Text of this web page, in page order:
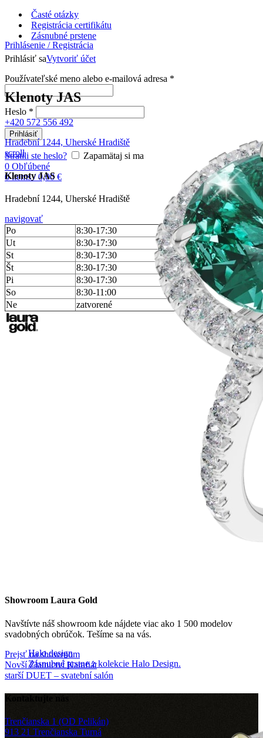
Časté otázky
Registrácia certifikátu
Prihlásenie / Registrácia
Prihlásiť saVytvoriť účet
Používateľské meno alebo e-mailová adresa *
Heslo *
Prihlásiť
Stratili ste heslo?
Zapamätaj si ma
0 Obľúbené
0items / 0,00€
Zásnubné prstene
Halo design
Zásnubné prstne z kolekcie Halo Design.
Klenoty JAS
+420 572 556 492
Hradební 1244, Uherské Hradiště
scroll
Klenoty JAS
Hradební 1244, Uherské Hradiště
navigovať
Po
8:30-17:30
Ut
8:30-17:30
St
8:30-17:30
Št
8:30-17:30
Pi
8:30-17:30
So
8:30-11:00
Ne
zatvorené
Showroom Laura Gold
Navštívte náš showroom kde nájdete viac ako 1 500 modelov
svadobných obrúčok. Tešíme sa na vás.
Prejsť na showroom
Novší Zlatnictví Karafiát
starší DUET – svatební salón
Kontaktujte nás
Trenčianska 1 (OD Pelikán)
913 21 Trenčianska Turná